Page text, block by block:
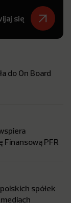
się
do On Board
Finansową PFR
spółek